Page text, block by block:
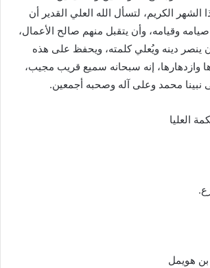
الشهر الكريم، لتسأل الله العلي القدير أن
وقيامه، وأن يتقبل منهم صالح الأعمال،
ينصر دينه ويُعلي كلمته، ويحفظ على هذه
وازدهارها، إنه سبحانه سميع قريب مجيب،
محمد وعلى آله وصحبه أجمعين.
العليا
بن هويمل